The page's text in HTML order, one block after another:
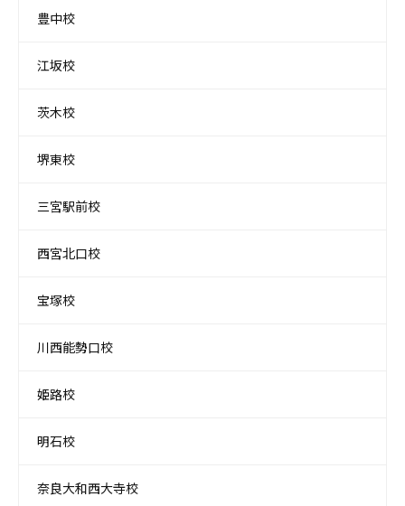
豊中校
江坂校
茨木校
堺東校
三宮駅前校
西宮北口校
宝塚校
川西能勢口校
姫路校
明石校
奈良大和西大寺校